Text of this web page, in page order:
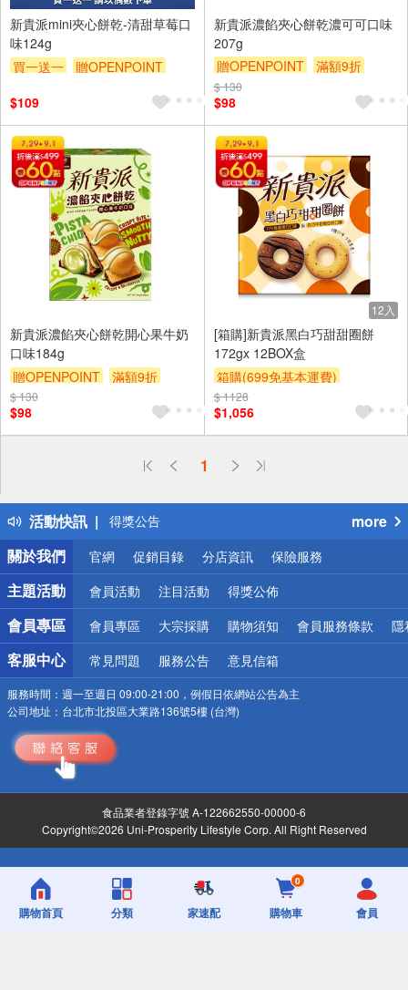
新貴派mini夾心餅乾-清甜草莓口
味124g
買一送一
贈OPENPOINT
$109
新貴派濃餡夾心餅乾濃可可口味
207g
贈OPENPOINT
滿額9折
贈$200
$ 130
$98
新貴派濃餡夾心餅乾開心果牛奶
口味184g
贈OPENPOINT
滿額9折
贈$200
$ 130
$98
12入
[箱購]新貴派黑白巧甜甜圈餅
172gx 12BOX盒
箱購(699免基本運費)
贈OPENPOINT
$ 1128
$1,056
1
活動快訊
詐騙網頁！請小心！
得獎公告
熱門話題
銀行優惠
偏遠地區配送
詐騙網頁！請小心！
more
關於我們
官網 促銷目錄 分店資訊 保險服務
主題活動 會員活動 注目活動 得獎公佈
會員專區 會員專區 大宗採購 購物須知 會員服務條款 隱
客服中心 常見問題 服務公告 意見信箱
服務時間： 週一至週日 09:00-21:00，例假日依網站公告為主
公司地址： 台北市北投區大業路136號5樓 (台灣)
食品業者登錄字號 A-122662550-00000-6
Copyright©2026 Uni-Prosperity Lifestyle Corp. All Right Reserved
購物首頁 分類 家速配
0
購物車 會員